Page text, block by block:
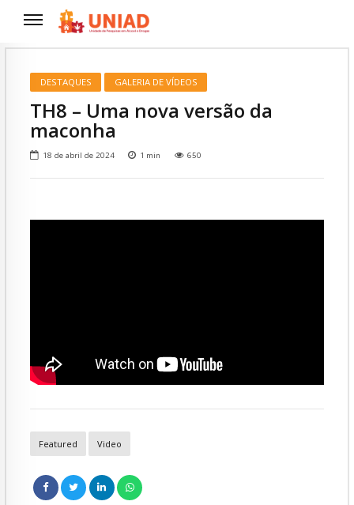
DESTAQUES GALERIA DE VÍDEOS
TH8 – Uma nova versão da
maconha
18 de abril de 2024 1 min 650
Featured Video